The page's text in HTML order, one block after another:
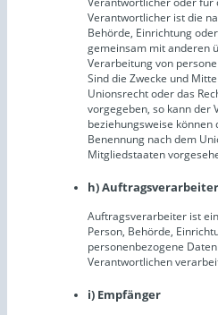
Verantwortlicher ist die
Behörde, Einrichtung
gemeinsam mit anderen
Verarbeitung von
Sind die Zwecke und
Unionsrecht oder das
vorgegeben, so kann der
beziehungsweise
Benennung nach dem
Mitgliedstaaten
h) Auftragsverarbeiter
Auftragsverarbeiter ist
Person, Behörde,
personenbezogene
Verantwortlichen
i) Empfänger